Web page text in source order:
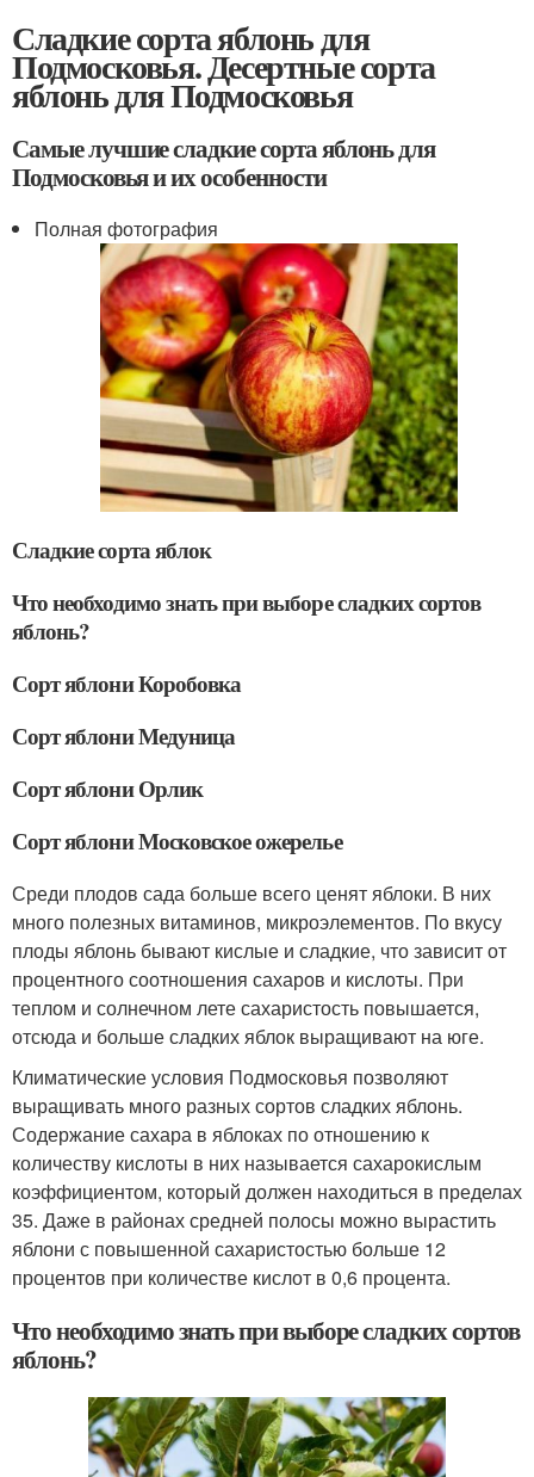
Сладкие сорта яблонь для
Подмосковья. Десертные сорта
яблонь для Подмосковья
Самые лучшие сладкие сорта яблонь для
Подмосковья и их особенности
Полная фотография
Сладкие сорта яблок
Что необходимо знать при выборе сладких сортов
яблонь?
Сорт яблони Коробовка
Сорт яблони Медуница
Сорт яблони Орлик
Сорт яблони Московское ожерелье
Среди плодов сада больше всего ценят яблоки. В них
много полезных витаминов, микроэлементов. По вкусу
плоды яблонь бывают кислые и сладкие, что зависит от
процентного соотношения сахаров и кислоты. При
теплом и солнечном лете сахаристость повышается,
отсюда и больше сладких яблок выращивают на юге.
Климатические условия Подмосковья позволяют
выращивать много разных сортов сладких яблонь.
Содержание сахара в яблоках по отношению к
количеству кислоты в них называется сахарокислым
коэффициентом, который должен находиться в пределах
35. Даже в районах средней полосы можно вырастить
яблони с повышенной сахаристостью больше 12
процентов при количестве кислот в 0,6 процента.
Что необходимо знать при выборе сладких сортов
яблонь?